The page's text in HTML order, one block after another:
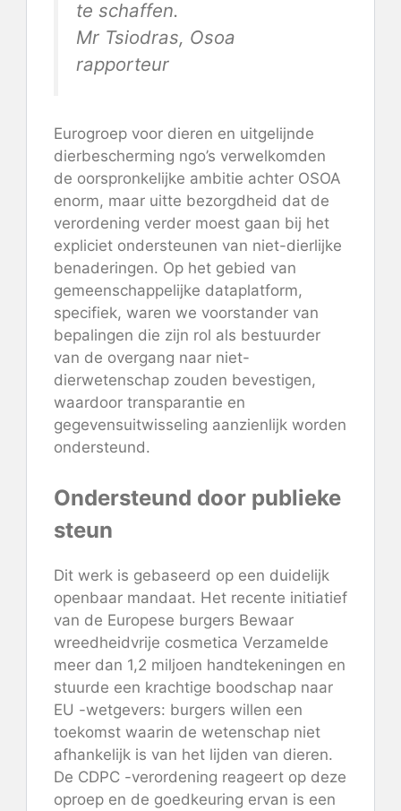
te schaffen.
Mr Tsiodras, Osoa
rapporteur
Eurogroep voor dieren en uitgelijnde
dierbescherming ngo’s verwelkomden
de oorspronkelijke ambitie achter OSOA
enorm, maar uitte bezorgdheid dat de
verordening verder moest gaan bij het
expliciet ondersteunen van niet-dierlijke
benaderingen. Op het gebied van
gemeenschappelijke dataplatform,
specifiek, waren we voorstander van
bepalingen die zijn rol als bestuurder
van de overgang naar niet-
dierwetenschap zouden bevestigen,
waardoor transparantie en
gegevensuitwisseling aanzienlijk worden
ondersteund.
Ondersteund door publieke
steun
Dit werk is gebaseerd op een duidelijk
openbaar mandaat. Het recente initiatief
van de Europese burgers Bewaar
wreedheidvrije cosmetica Verzamelde
meer dan 1,2 miljoen handtekeningen en
stuurde een krachtige boodschap naar
EU -wetgevers: burgers willen een
toekomst waarin de wetenschap niet
afhankelijk is van het lijden van dieren.
De CDPC -verordening reageert op deze
oproep en de goedkeuring ervan is een